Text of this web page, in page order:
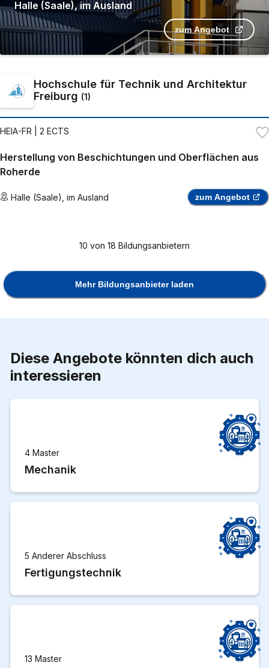
Halle (Saale),im Ausland
zum Angebot
Hochschule für Technik und Architektur
Freiburg (1)
HEIA-FR | 2 ECTS
Herstellung von Beschichtungen und Oberflächen aus
Roherde
Halle (Saale) im Ausland zum Angebot
10 von 18 Bildungsanbietern
Mehr Bildungsanbieter laden
Diese Angebote könnten dich auch
interessieren
4 Master
Mechanik
5 Anderer Abschluss
Fertigungstechnik
13 Master